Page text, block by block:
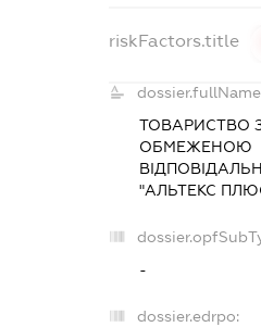
riskFactors.title
ТОВАРИСТВО
ОБМЕЖЕНОЮ
"АЛЬТЕКС
-
dossier.edrpo: